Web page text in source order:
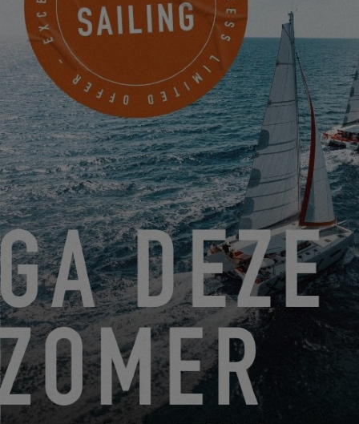
VON 22. JUNI 2026 BIS 31. AUGUST 2026
GO SAILING MIT EXCESS DIESEN SOMMER!
EXCESS 11 EXCESS 14
VON 14. AUGUST 2026 BIS 16. AUGUST 2026
EXCESS CLINIC 2026 IN FLORIDA
EXCESS 14
ABONNIEREN SIE DEN EXCESS
NEWSLETTER